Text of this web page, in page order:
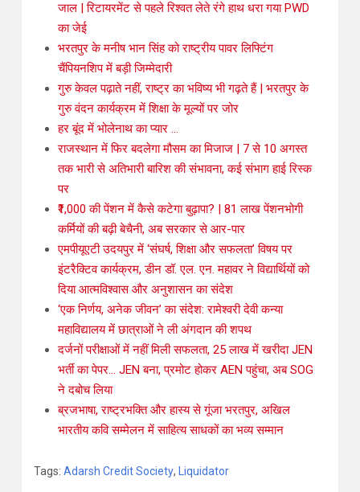
जाल | रिटायरमेंट से पहले रिश्वत लेते रंगे हाथ धरा गया PWD
का जेई
भरतपुर के मनीष भान सिंह को राष्ट्रीय पावर लिफ्टिंग
चैंपियनशिप में बड़ी जिम्मेदारी
गुरु केवल पढ़ाते नहीं, राष्ट्र का भविष्य भी गढ़ते हैं | भरतपुर के
गुरु वंदन कार्यक्रम में शिक्षा के मूल्यों पर जोर
हर बूंद में भोलेनाथ का प्यार …
राजस्थान में फिर बदलेगा मौसम का मिजाज | 7 से 10 अगस्त
तक भारी से अतिभारी बारिश की संभावना, कई संभाग हाई रिस्क
पर
₹1,000 की पेंशन में कैसे कटेगा बुढ़ापा? | 81 लाख पेंशनभोगी
कर्मियों की बढ़ी बेचैनी, अब सरकार से आर-पार
एमपीयूएटी उदयपुर में ‘संघर्ष, शिक्षा और सफलता’ विषय पर
इंटरैक्टिव कार्यक्रम, डीन डॉ. एल. एन. महावर ने विद्यार्थियों को
दिया आत्मविश्वास और अनुशासन का संदेश
‘एक निर्णय, अनेक जीवन’ का संदेश: रामेश्वरी देवी कन्या
महाविद्यालय में छात्राओं ने ली अंगदान की शपथ
दर्जनों परीक्षाओं में नहीं मिली सफलता, 25 लाख में खरीदा JEN
भर्ती का पेपर… JEN बना, प्रमोट होकर AEN पहुंचा, अब SOG
ने दबोच लिया
ब्रजभाषा, राष्ट्रभक्ति और हास्य से गूंजा भरतपुर, अखिल
भारतीय कवि सम्मेलन में साहित्य साधकों का भव्य सम्मान
Tags: Adarsh Credit Society, Liquidator